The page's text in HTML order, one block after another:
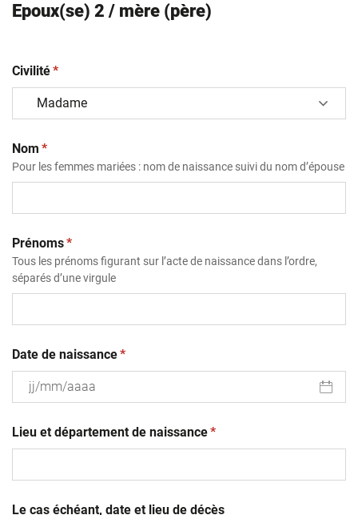
Epoux(se) 2 / mère (père)
Civilité(obligatoire)
*
Nom (obligatoire)
*
Pour les femmes mariées : nom de naissance suivi du nom d’épouse
Prénoms(obligatoire)
*
Tous les prénoms figurant sur l’acte de naissance dans l’ordre,
séparés d’une virgule
Date de naissance(obligatoire)
*
slash
MM
Lieu et département de naissance(obligatoire)
*
Le cas échéant, date et lieu de décès